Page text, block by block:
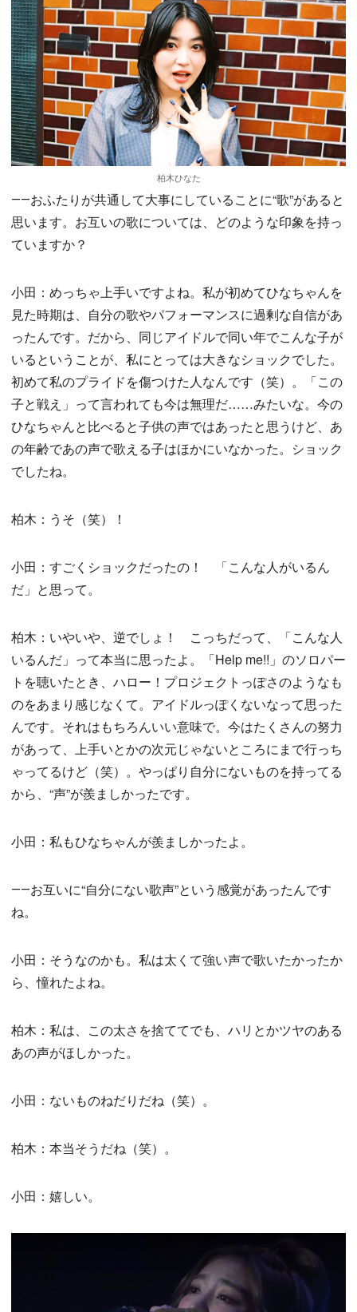
柏木ひなた
――おふたりが共通して大事にしていることに“歌”があると
思います。お互いの歌については、どのような印象を持っ
ていますか？
小田：めっちゃ上手いですよね。私が初めてひなちゃんを
見た時期は、自分の歌やパフォーマンスに過剰な自信があ
ったんです。だから、同じアイドルで同い年でこんな子が
いるということが、私にとっては大きなショックでした。
初めて私のプライドを傷つけた人なんです（笑）。「この
子と戦え」って言われても今は無理だ……みたいな。今の
ひなちゃんと比べると子供の声ではあったと思うけど、あ
の年齢であの声で歌える子はほかにいなかった。ショック
でしたね。
柏木：うそ（笑）！
小田：すごくショックだったの！ 「こんな人がいるん
だ」と思って。
柏木：いやいや、逆でしょ！ こっちだって、「こんな人
いるんだ」って本当に思ったよ。「Help me!!」のソロパー
トを聴いたとき、ハロー！プロジェクトっぽさのようなも
のをあまり感じなくて。アイドルっぽくないなって思った
んです。それはもちろんいい意味で。今はたくさんの努力
があって、上手いとかの次元じゃないところにまで行っち
ゃってるけど（笑）。やっぱり自分にないものを持ってる
から、“声”が羨ましかったです。
小田：私もひなちゃんが羨ましかったよ。
――お互いに“自分にない歌声”という感覚があったんです
ね。
小田：そうなのかも。私は太くて強い声で歌いたかったか
ら、憧れたよね。
柏木：私は、この太さを捨ててでも、ハリとかツヤのある
あの声がほしかった。
小田：ないものねだりだね（笑）。
柏木：本当そうだね（笑）。
小田：嬉しい。